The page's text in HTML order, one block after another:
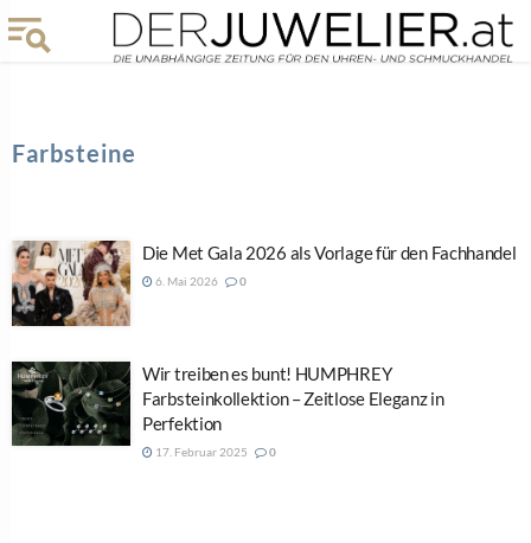
Farbsteine
Die Met Gala 2026 als Vorlage für den Fachhandel
6. Mai 2026 0
Wir treiben es bunt! HUMPHREY
Farbsteinkollektion – Zeitlose Eleganz in
Perfektion
17. Februar 2025 0